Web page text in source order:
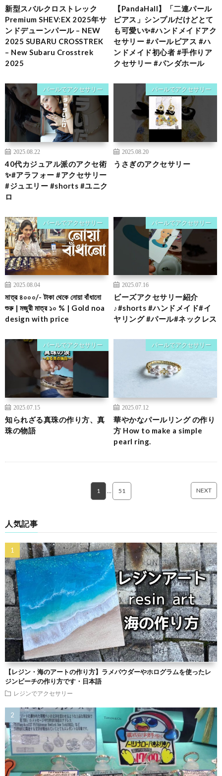
新型スバルクロストレック
Premium SHEV:EX 2025年サ
ンドデューンパール – NEW
2025 SUBARU CROSSTREK
– New Subaru Crosstrek
2025
【PandaHall】「二連パール
ピアス」シンプルだけどとて
も可愛い✨#ハンドメイドアク
セサリー #パールピアス #ハ
ンドメイド初心者 #手作りア
クセサリー #パンダホール
パールでアクセサリー
2025.08.22
40代カジュアル派のアクセ術
✨#アラフォー #アクセサリー
#ジュエリー #shorts #ユニク
ロ
パールでアクセサリー
2025.08.20
うさぎのアクセサリー
パールでアクセサリー
2025.08.04
মাত্র ৪০০০/- টাকা থেকে নোয়া বাঁধানো
শুরু | মজুরী মাত্র ১০ % | Gold noa
design with price
パールでアクセサリー
2025.07.16
ビーズアクセサリー紹介
♪#shorts #ハンドメイド#イ
ヤリング #パール#ネックレス
パールでアクセサリー
2025.07.15
知られざる真珠の作り方、真
珠の物語
パールでアクセサリー
2025.07.12
華やかなパールリング の作り
方 How to make a simple
pearl ring.
1 51 NEXT
人気記事
【レジン・海のアートの作り方】ラメパウダーやホログラムを使ったレ
ジンビーチの作り方です・日本語
レジンでアクセサリー